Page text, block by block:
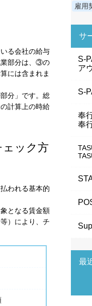
る会社の給与
業部分は、③の
には含まれま
分」です。総
計算上の時給
ック方
われる基本的
となる賃金額
）により、チ
雇用
サ
S-
ア
S-
奉
奉
最
Cookie の確